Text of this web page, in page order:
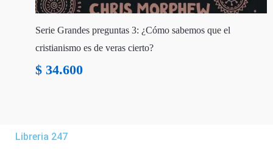
Serie Grandes preguntas 3: ¿Cómo sabemos que el
cristianismo es de veras cierto?
$ 34.600
Libreria 247